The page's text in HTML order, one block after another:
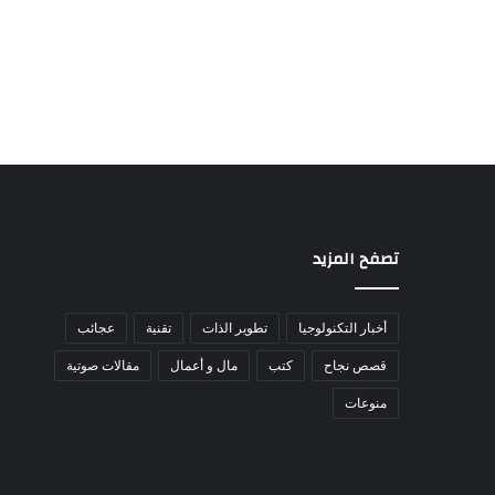
تصفح المزيد
أخبار التكنولوجيا تطوير الذات تقنية عجائب
قصص نجاح كتب مال و أعمال مقالات صوتية
منوعات